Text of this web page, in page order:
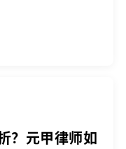
？元甲律师如